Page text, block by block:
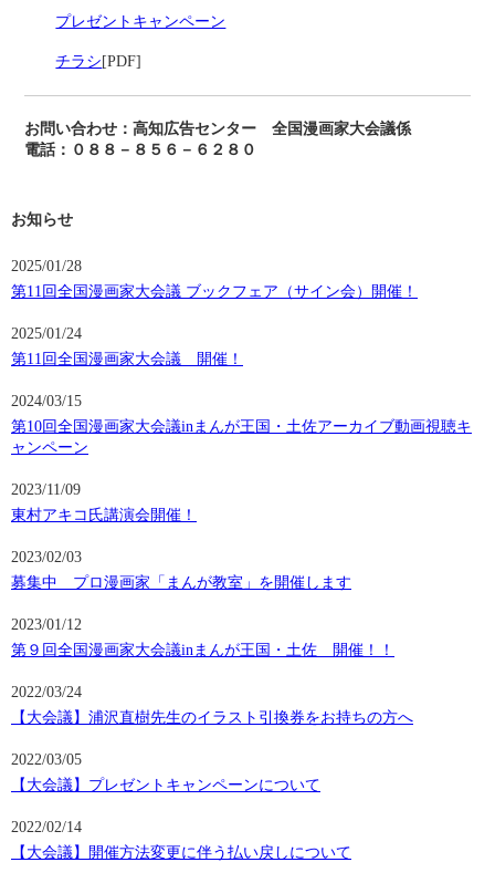
プレゼントキャンペーン
チラシ[PDF]
お問い合わせ：高知広告センター 全国漫画家大会議係
電話：０８８－８５６－６２８０
お知らせ
2025/01/28
第11回全国漫画家大会議 ブックフェア（サイン会）開催！
2025/01/24
第11回全国漫画家大会議 開催！
2024/03/15
第10回全国漫画家大会議inまんが王国・土佐アーカイブ動画視聴キ
ャンペーン
2023/11/09
東村アキコ氏講演会開催！
2023/02/03
募集中 プロ漫画家「まんが教室」を開催します
2023/01/12
第９回全国漫画家大会議inまんが王国・土佐 開催！！
2022/03/24
【大会議】浦沢直樹先生のイラスト引換券をお持ちの方へ
2022/03/05
【大会議】プレゼントキャンペーンについて
2022/02/14
【大会議】開催方法変更に伴う払い戻しについて